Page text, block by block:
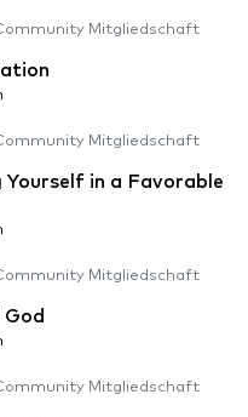
Mitgliedschaft
Mitgliedschaft
Yourself in a Favorable
Mitgliedschaft
Mitgliedschaft